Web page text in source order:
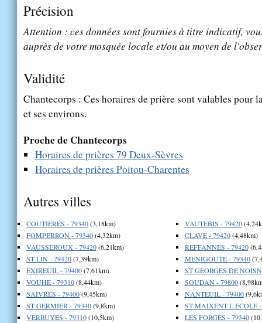
Précision
Attention : ces données sont fournies à titre indicatif,
auprès de votre mosquée locale et/ou au moyen de
Validité
Chantecorps : Ces horaires de prière sont valables pour
et ses environs.
Proche de Chantecorps
Horaires de prières 79 Deux-Sèvres
Horaires de prières Poitou-Charentes
Autres villes
COUTIERES - 79340(3,18km)
FOMPERRON - 79340(4,32km)
VAUSSEROUX - 79420(6,21km)
ST LIN - 79420(7,39km)
EXIREUIL - 79400(7,61km)
VOUHE - 79310(8,44km)
SAIVRES - 79400(9,45km)
ST GERMIER - 79340(9,8km)
VERRUYES - 79310(10,5km)
VAUTEBIS - 79420
CLAVE - 79420(4,48km)
REFFANNES - 79420
MENIGOUTE - 79340
ST GEORGES DE
SOUDAN - 79800
NANTEUIL - 79400
ST MAIXENT L ECOLE -
LES FORGES - 79340